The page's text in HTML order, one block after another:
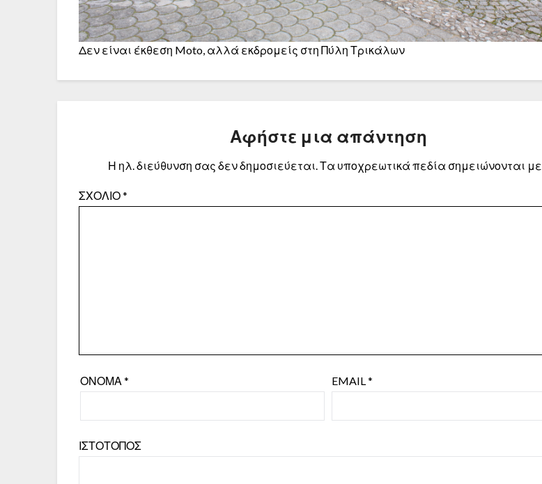
Δεν είναι έκθεση Moto, αλλά εκδρομείς στη Πύλη Τρικάλων
Αφήστε μια απάντηση
Η ηλ. διεύθυνση σας δεν δημοσιεύεται.Τα υποχρεωτικά πεδία σημειώνονται με
ΣΧΌΛΙΟ*
ΌΝΟΜΑ* EMAIL*
ΙΣΤΌΤΟΠΟΣ